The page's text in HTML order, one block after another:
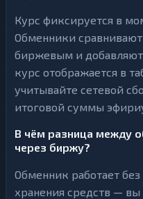
Курс фиксируется в
Обменники
биржевым и
курс отображается в
учитывайте сетевой
итоговой суммы
В чём разница между
через биржу?
Обменник работает
хранения средств —